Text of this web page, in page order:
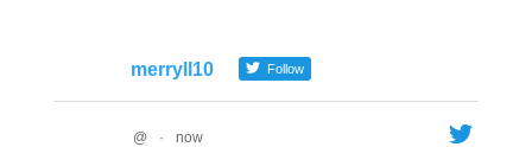
merryll10 Follow
@ · now